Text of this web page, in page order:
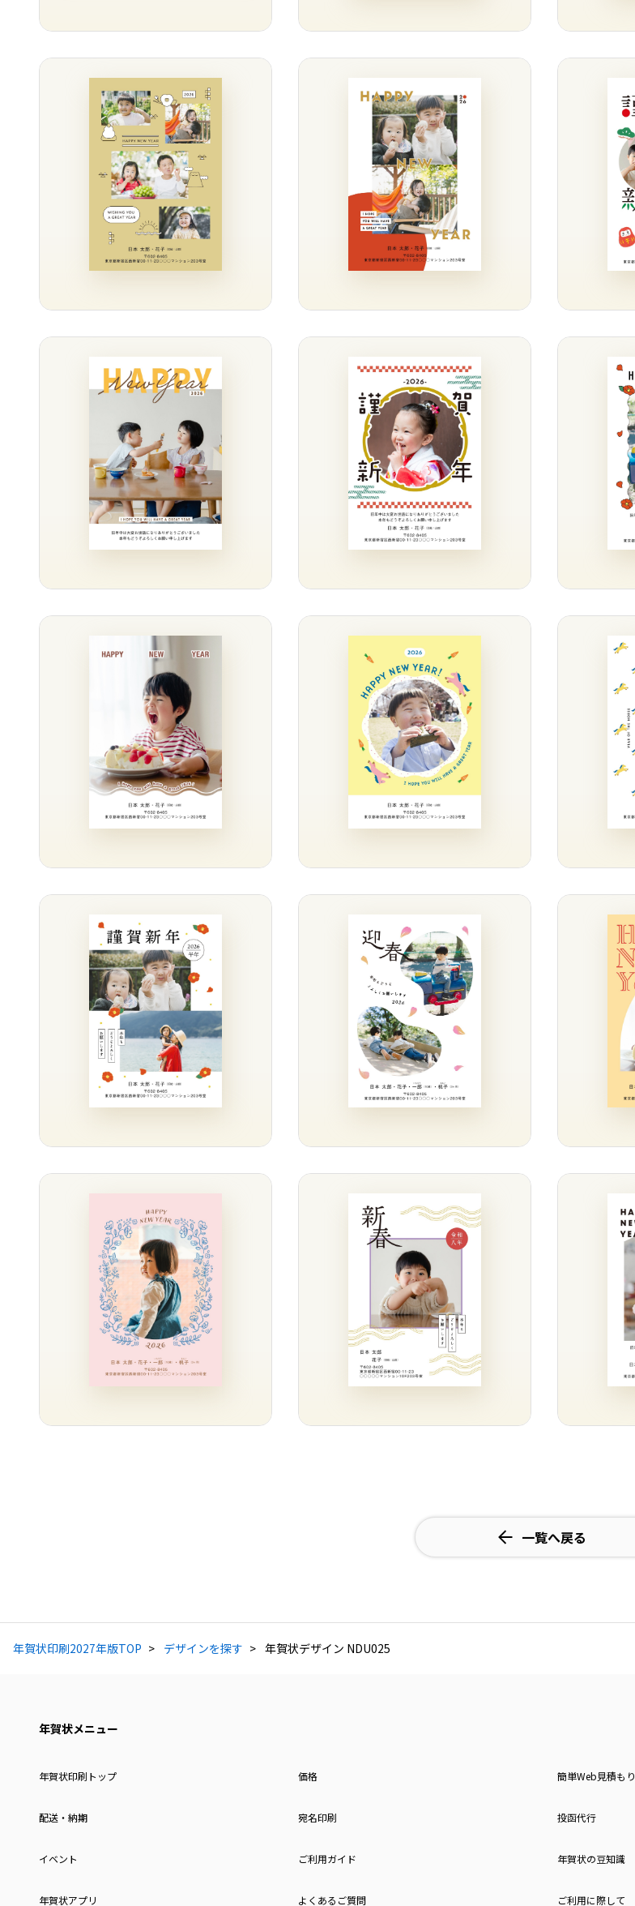
一覧へ戻る
年賀状印刷2027年版TOP デザインを探す 年賀状デザイン NDU025
年賀状メニュー
年賀状印刷トップ 価格 簡単Web見積もり
配送・納期 宛名印刷 投函代行
イベント ご利用ガイド 年賀状の豆知識
年賀状アプリ よくあるご質問 ご利用に際して